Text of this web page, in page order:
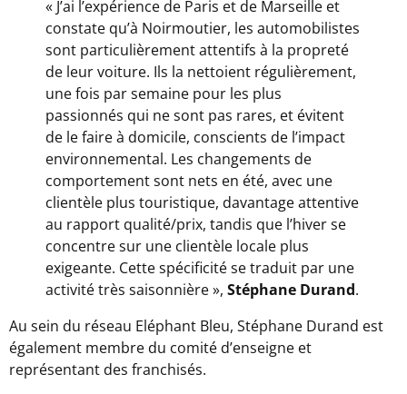
« J’ai l’expérience de Paris et de Marseille et
constate qu’à Noirmoutier, les automobilistes
sont particulièrement attentifs à la propreté
de leur voiture. Ils la nettoient régulièrement,
une fois par semaine pour les plus
passionnés qui ne sont pas rares, et évitent
de le faire à domicile, conscients de l’impact
environnemental. Les changements de
comportement sont nets en été, avec une
clientèle plus touristique, davantage attentive
au rapport qualité/prix, tandis que l’hiver se
concentre sur une clientèle locale plus
exigeante. Cette spécificité se traduit par une
activité très saisonnière », Stéphane Durand.
Au sein du réseau Eléphant Bleu, Stéphane Durand est
également membre du comité d’enseigne et
représentant des franchisés.